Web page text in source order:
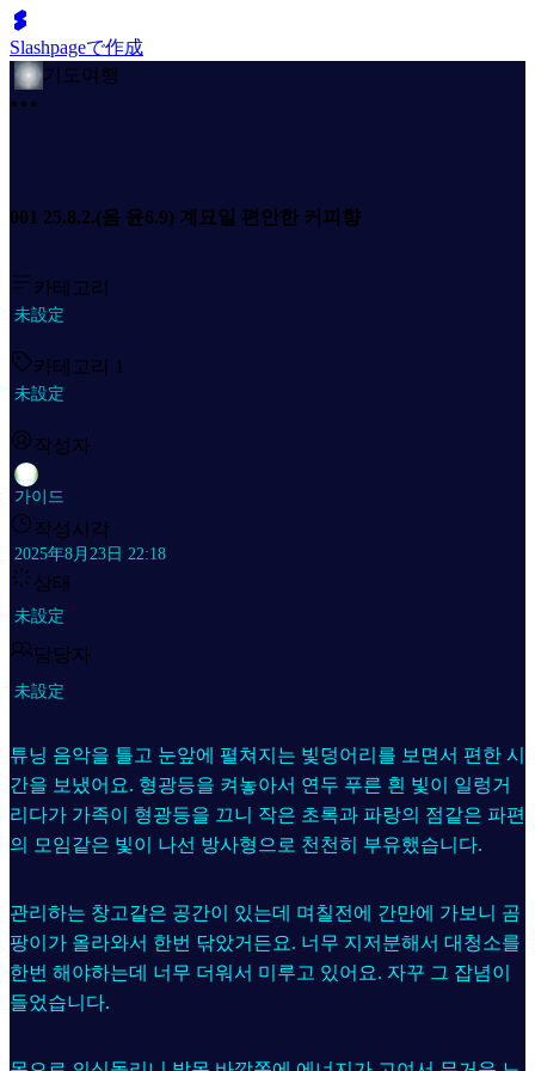
Slashpageで作成
기도여행
001 25.8.2.(음 윤6.9) 계묘일 편안한 커피향
카테고리
未設定
카테고리 1
未設定
작성자
가이드
작성시각
2025年8月23日 22:18
상태
未設定
담당자
未設定
튜닝 음악을 틀고 눈앞에 펼쳐지는 빛덩어리를 보면서 편한 시
간을 보냈어요. 형광등을 켜놓아서 연두 푸른 흰 빛이 일렁거
리다가 가족이 형광등을 끄니 작은 초록과 파랑의 점같은 파편
의 모임같은 빛이 나선 방사형으로 천천히 부유했습니다.
관리하는 창고같은 공간이 있는데 며칠전에 간만에 가보니 곰
팡이가 올라와서 한번 닦았거든요. 너무 지저분해서 대청소를
한번 해야하는데 너무 더워서 미루고 있어요. 자꾸 그 잡념이
들었습니다.